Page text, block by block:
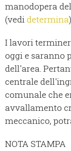
manodopera
(vedidetermina
I lavori
oggi e saranno
dell'area.
centrale
comunale che
avvallamento
meccanico,
NOTA STAMPA